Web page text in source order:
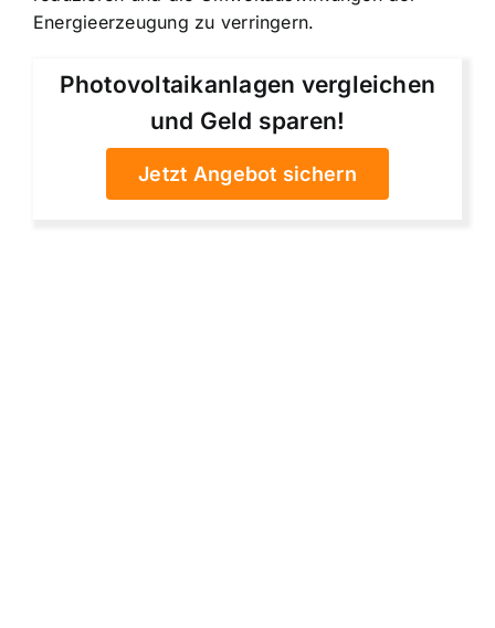
Energieerzeugung zu verringern.
Photovoltaikanlagen vergleichen
und Geld sparen!
Jetzt Angebot sichern